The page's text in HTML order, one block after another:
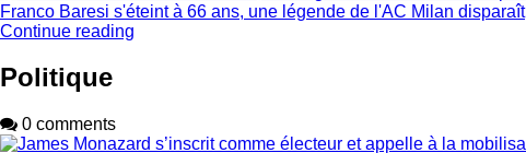
Franco Baresi s'éteint à 66 ans, une légende de l'AC Milan disparaît
Continue reading
Politique
0 comments